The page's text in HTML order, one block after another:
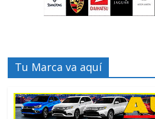
Tu Marca va aquí